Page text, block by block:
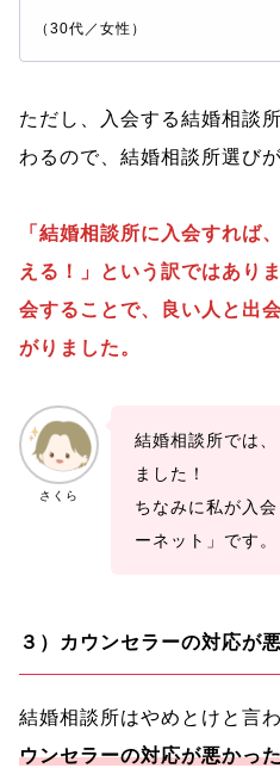
（30代／女性）
ただし、入会する結婚相談
わるので、結婚相談所選び
「結婚相談所に入会すれば
える！」という訳ではあり
会することで、良い人と出
がりました。
さくら
結婚相談所では
ました！
ちなみに私が入
ーネット」です。
３）カウンセラーの対応が
結婚相談所はやめとけと言
ウンセラーの対応が悪かっ